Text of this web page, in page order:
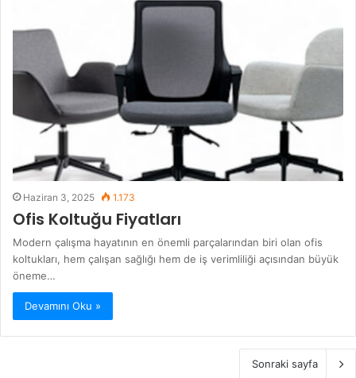
Haziran 3, 2025 1.173
Ofis Koltuğu Fiyatları
Modern çalışma hayatının en önemli parçalarından biri olan ofis
koltukları, hem çalışan sağlığı hem de iş verimliliği açısından büyük
öneme…
Devamını Oku »
Sonraki sayfa